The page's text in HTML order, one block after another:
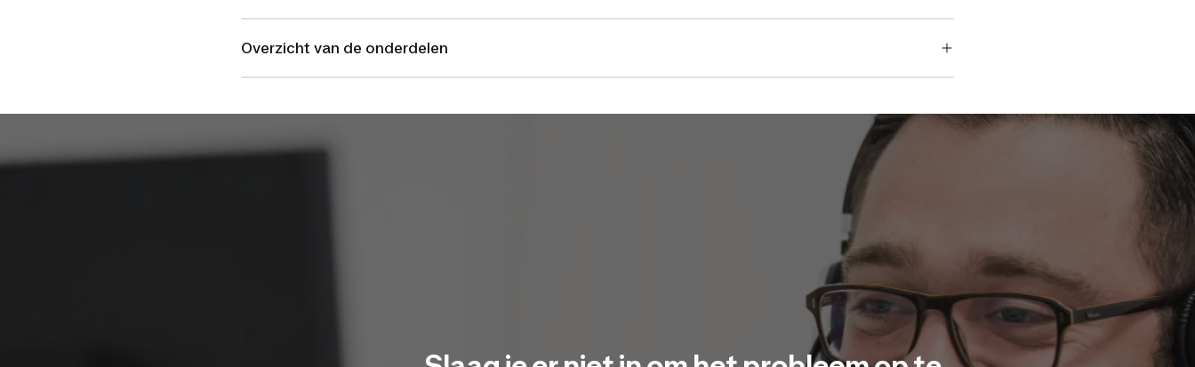
Overzicht van de onderdelen